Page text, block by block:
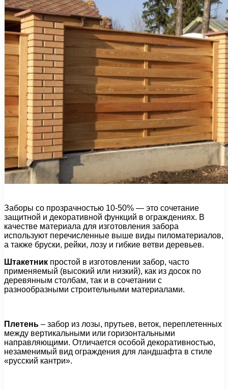
Заборы со прозрачностью 10-50% — это сочетание
защитной и декоративной функций в ограждениях. В
качестве материала для изготовления забора
используют перечисленные выше виды пиломатериалов,
а также бруски, рейки, лозу и гибкие ветви деревьев.
Штакетник простой в изготовлении забор, часто
применяемый (высокий или низкий), как из досок по
деревянным столбам, так и в сочетании с
разнообразными строительными материалами.
Плетень – забор из лозы, прутьев, веток, переплетенных
между вертикальными или горизонтальными
направляющими. Отличается особой декоративностью,
незаменимый вид ограждения для ландшафта в стиле
«русский кантри».